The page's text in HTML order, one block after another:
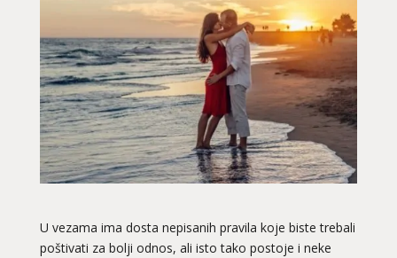
U vezama ima dosta nepisanih pravila koje biste trebali
poštivati za bolji odnos, ali isto tako postoje i neke